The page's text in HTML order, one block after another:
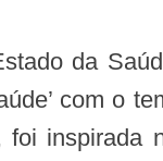
com o
foi inspirada